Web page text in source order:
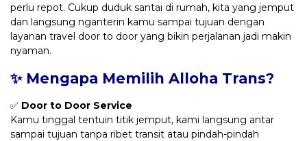
perlu repot. Cukup duduk santai di rumah, kita yang jemput
dan langsung nganterin kamu sampai tujuan dengan
layanan travel door to door yang bikin perjalanan jadi makin
nyaman.
✨ Mengapa Memilih Alloha Trans?
✅ Door to Door Service
Kamu tinggal tentuin titik jemput, kami langsung antar
sampai tujuan tanpa ribet transit atau pindah-pindah